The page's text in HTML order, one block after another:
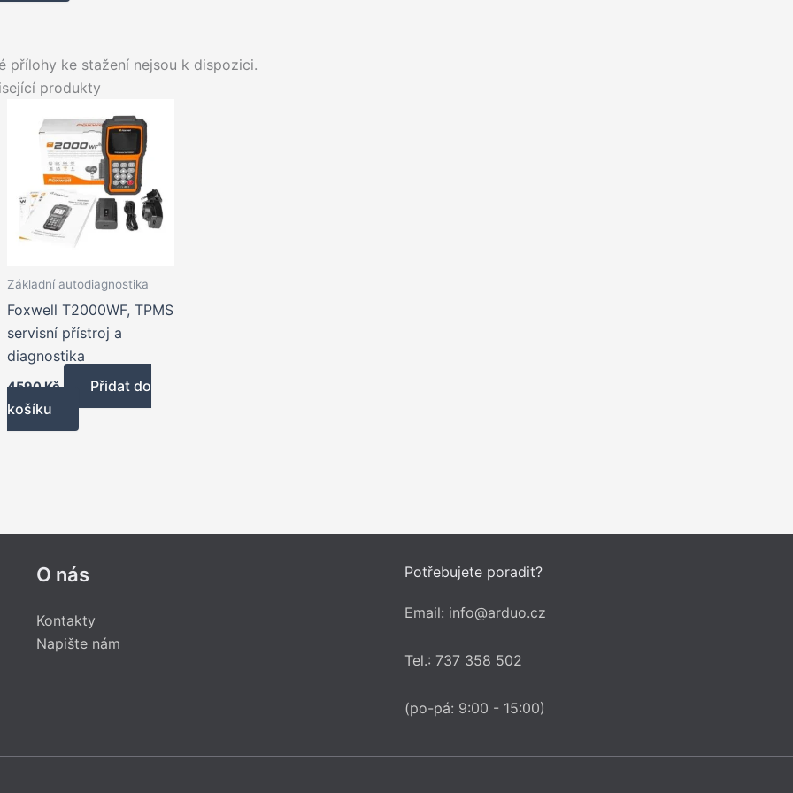
přílohy ke stažení nejsou k dispozici.
produkty
Základní autodiagnostika
Foxwell T2000WF, TPMS
servisní přístroj a
diagnostika
4590Kč
Přidat do
košíku
O nás
Kontakty
Napište nám
Potřebujete poradit?
Email: info@arduo.cz
Tel.: 737 358 502
(po-pá: 9:00 - 15:00)